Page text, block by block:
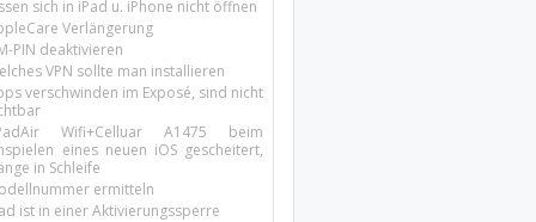
sich in iPad u. iPhone nicht öffnen
Verlängerung
PIN deaktivieren
VPN sollte man installieren
verschwinden im Exposé, sind nicht
Wifi+Celluar A1475 beim
eines neuen iOS gescheitert,
in Schleife
ermitteln
ist in einer Aktivierungssperre